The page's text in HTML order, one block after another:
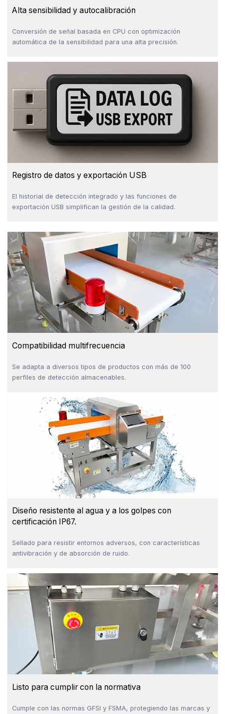
Alta sensibilidad y autocalibración
Conversión de señal basada en CPU con optimización
automática de la sensibilidad para una alta precisión.
Registro de datos y exportación USB
El historial de detección integrado y las funciones de
exportación USB simplifican la gestión de la calidad.
Compatibilidad multifrecuencia
Se adapta a diversos tipos de productos con más de 100
perfiles de detección almacenables.
Diseño resistente al agua y a los golpes con
certificación IP67.
Sellado para resistir entornos adversos, con características
antivibración y de absorción de ruido.
Listo para cumplir con la normativa
Cumple con las normas GFSI y FSMA, protegiendo las marcas y